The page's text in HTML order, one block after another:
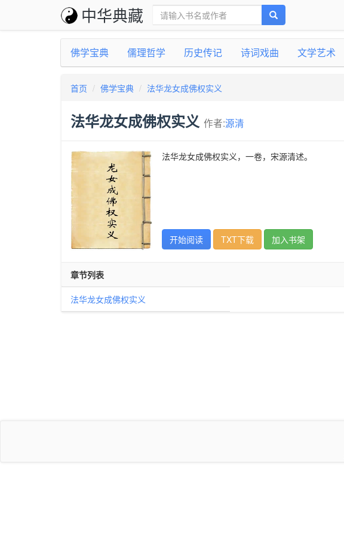
中华典藏
佛学宝典 儒理哲学 历史传记 诗词戏曲 文学艺术
首页 佛学宝典 法华龙女成佛权实义
法华龙女成佛权实义 作者:源清
法华龙女成佛权实义，一卷，宋源清述。
开始阅读 TXT下载 加入书架
章节列表
法华龙女成佛权实义